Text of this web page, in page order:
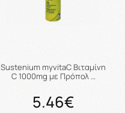
Sustenium myvitaC Βιταμίνη
C 1000mg με Πρόπολ …
5.46€